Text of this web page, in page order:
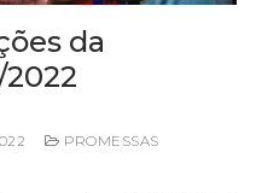
da
PROMESSAS